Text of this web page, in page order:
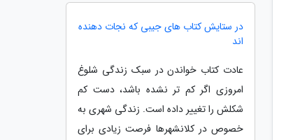
در ستایش کتاب های جیبی که نجات دهنده
اند
عادت کتاب خواندن در سبک زندگی شلوغ
امروزی اگر کم تر نشده باشد، دست کم
شکلش را تغییر داده است. زندگی شهری به
خصوص در کلانشهرها فرصت زیادی برای